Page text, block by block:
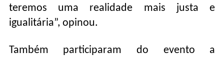
teremos uma realidade mais justa e
igualitária”, opinou.
Também participaram do evento a